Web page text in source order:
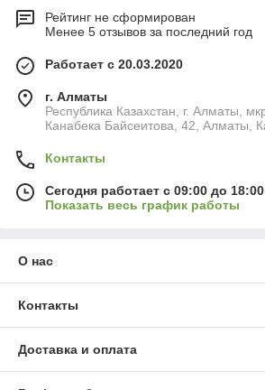
Рейтинг не сформирован
Менее 5 отзывов за последний год
Работает с 20.03.2020
г. Алматы
Республика Казахстан, г. Алматы,
Канабека Байсеитова, 42, Алматы,
Контакты
Сегодня работает с 09:00 до 18:00
Показать весь график работы
О нас
Контакты
Доставка и оплата